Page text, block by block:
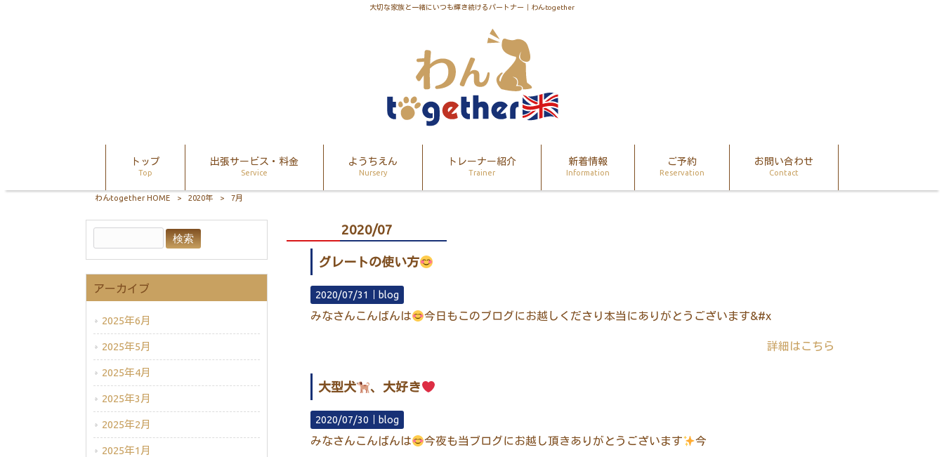
大切な家族と一緒にいつも輝き続けるパートナー｜わんtogether
トップ
Top
出張サービス・料金
Service
ようちえん
Nursery
トレーナー紹介
Trainer
新着情報
Information
ご予約
Reservation
お問い合わせ
Contact
わんtogether HOME > 2020年 > 7月
2020/07
グレートの使い方
2020/07/31｜ blog
みなさんこんばんは 今日もこのブログにお越しくださり本当にありがとうございます&#x
詳細はこちら
大型犬 、大好き
2020/07/30｜ blog
みなさんこんばんは 今夜も当ブログにお越し頂きありがとうございます 今
アーカイブ
2025年6月
2025年5月
2025年4月
2025年3月
2025年2月
2025年1月